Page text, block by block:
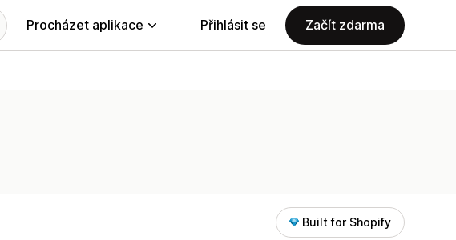
Procházet aplikace Přihlásit se Začít zdarma
Built for Shopify